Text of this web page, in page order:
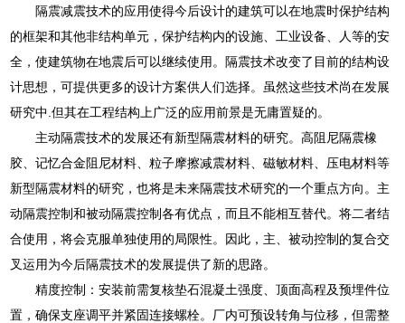
隔震减震技术的应用使得今后设计的建筑可以在地震时保护结构
的框架和其他非结构单元，保护结构内的设施、工业设备、人等的安
全，使建筑物在地震后可以继续使用。隔震技术改变了目前的结构设
计思想，可提供更多的设计方案供人们选择。虽然这些技术尚在发展
研究中.但其在工程结构上广泛的应用前景是无庸置疑的。
主动隔震技术的发展还有新型隔震材料的研究。高阻尼隔震橡
胶、记忆合金阻尼材料、粒子摩擦减震材料、磁敏材料、压电材料等
新型隔震材料的研究，也将是未来隔震技术研究的一个重点方向。主
动隔震控制和被动隔震控制各有优点，而且不能相互替代。将二者结
合使用，将会克服单独使用的局限性。因此，主、被动控制的复合交
叉运用为今后隔震技术的发展提供了新的思路。
精度控制：安装前需复核垫石混凝土强度、顶面高程及预埋件位
置，确保支座调平并紧固连接螺栓。厂内可预设转角与位移，但需整